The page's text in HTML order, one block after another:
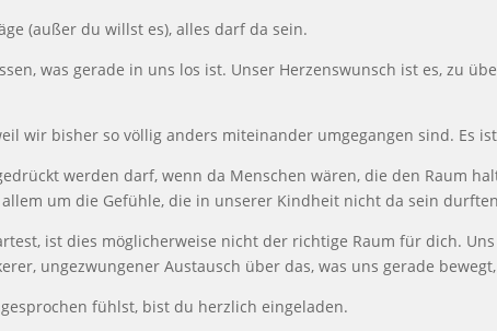
ge (außer du willst es), alles darf da sein.
was gerade in uns los ist. Unser Herzenswunsch ist es, zu ü
wir bisher so völlig anders miteinander umgegangen sind. Es
ückt werden darf, wenn da Menschen wären, die den Raum
um die Gefühle, die in unserer Kindheit nicht da sein durften
ist dies möglicherweise nicht der richtige Raum für dich.
ungezwungener Austausch über das, was uns gerade
fühlst, bist du herzlich eingeladen.